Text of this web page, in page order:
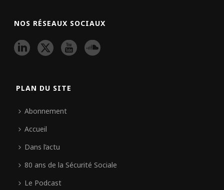
NOS RÉSEAUX SOCIAUX
PLAN DU SITE
Abonnement
Accueil
Dans l’actu
80 ans de la Sécurité Sociale
Le Podcast